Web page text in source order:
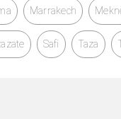
Marrakech
Safi Taza